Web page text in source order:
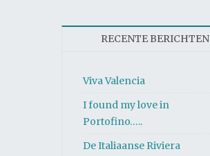
RECENTE BERICHTEN
Viva Valencia
I found my love in
Portofino…..
De Italiaanse Riviera